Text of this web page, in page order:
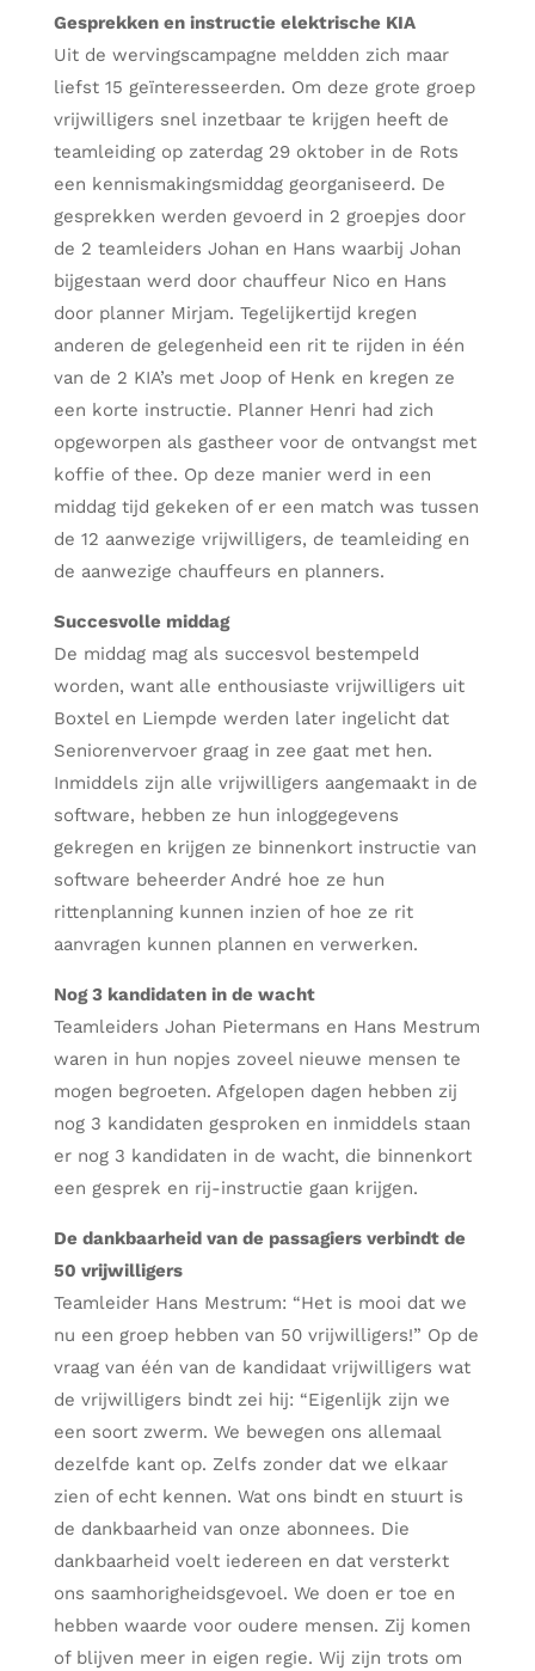
Gesprekken en instructie elektrische KIA
Uit de wervingscampagne meldden zich maar
liefst 15 geïnteresseerden. Om deze grote groep
vrijwilligers snel inzetbaar te krijgen heeft de
teamleiding op zaterdag 29 oktober in de Rots
een kennismakingsmiddag georganiseerd. De
gesprekken werden gevoerd in 2 groepjes door
de 2 teamleiders Johan en Hans waarbij Johan
bijgestaan werd door chauffeur Nico en Hans
door planner Mirjam. Tegelijkertijd kregen
anderen de gelegenheid een rit te rijden in één
van de 2 KIA’s met Joop of Henk en kregen ze
een korte instructie. Planner Henri had zich
opgeworpen als gastheer voor de ontvangst met
koffie of thee. Op deze manier werd in een
middag tijd gekeken of er een match was tussen
de 12 aanwezige vrijwilligers, de teamleiding en
de aanwezige chauffeurs en planners.
Succesvolle middag
De middag mag als succesvol bestempeld
worden, want alle enthousiaste vrijwilligers uit
Boxtel en Liempde werden later ingelicht dat
Seniorenvervoer graag in zee gaat met hen.
Inmiddels zijn alle vrijwilligers aangemaakt in de
software, hebben ze hun inloggegevens
gekregen en krijgen ze binnenkort instructie van
software beheerder André hoe ze hun
rittenplanning kunnen inzien of hoe ze rit
aanvragen kunnen plannen en verwerken.
Nog 3 kandidaten in de wacht
Teamleiders Johan Pietermans en Hans Mestrum
waren in hun nopjes zoveel nieuwe mensen te
mogen begroeten. Afgelopen dagen hebben zij
nog 3 kandidaten gesproken en inmiddels staan
er nog 3 kandidaten in de wacht, die binnenkort
een gesprek en rij-instructie gaan krijgen.
De dankbaarheid van de passagiers verbindt de
50 vrijwilligers
Teamleider Hans Mestrum: “Het is mooi dat we
nu een groep hebben van 50 vrijwilligers!” Op de
vraag van één van de kandidaat vrijwilligers wat
de vrijwilligers bindt zei hij: “Eigenlijk zijn we
een soort zwerm. We bewegen ons allemaal
dezelfde kant op. Zelfs zonder dat we elkaar
zien of echt kennen. Wat ons bindt en stuurt is
de dankbaarheid van onze abonnees. Die
dankbaarheid voelt iedereen en dat versterkt
ons saamhorigheidsgevoel. We doen er toe en
hebben waarde voor oudere mensen. Zij komen
of blijven meer in eigen regie. Wij zijn trots om